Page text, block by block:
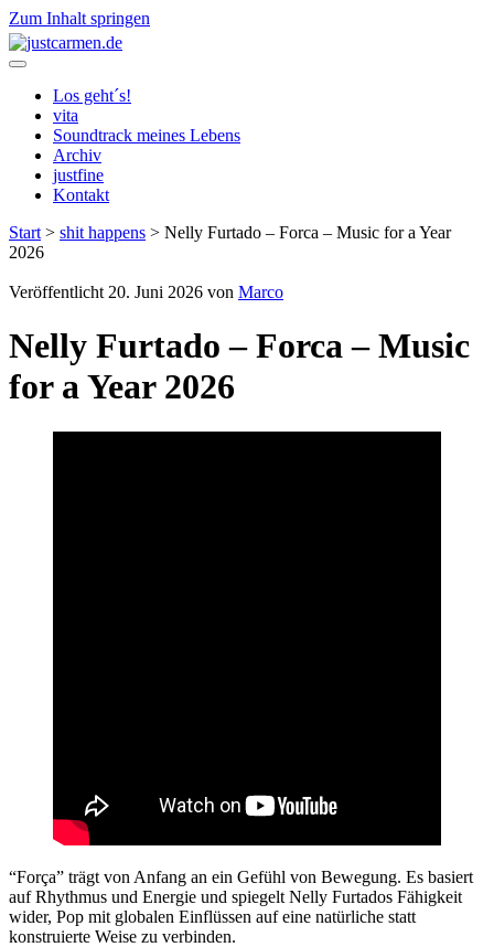
Zum Inhalt springen
justcarmen.de
Los geht´s!
vita
Soundtrack meines Lebens
Archiv
justfine
Kontakt
Start > shit happens > Nelly Furtado – Forca – Music for a Year
2026
Veröffentlicht 20. Juni 2026 von Marco
Nelly Furtado – Forca – Music
for a Year 2026
“Força” trägt von Anfang an ein Gefühl von Bewegung. Es basiert
auf Rhythmus und Energie und spiegelt Nelly Furtados Fähigkeit
wider, Pop mit globalen Einflüssen auf eine natürliche statt
konstruierte Weise zu verbinden.